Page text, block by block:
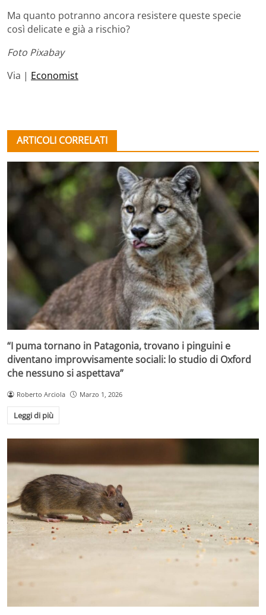
Ma quanto potranno ancora resistere queste specie
così delicate e già a rischio?
Foto Pixabay
Via | Economist
ARTICOLI CORRELATI
“I puma tornano in Patagonia, trovano i pinguini e
diventano improvvisamente sociali: lo studio di Oxford
che nessuno si aspettava”
Roberto Arciola Marzo 1, 2026
Leggi di più